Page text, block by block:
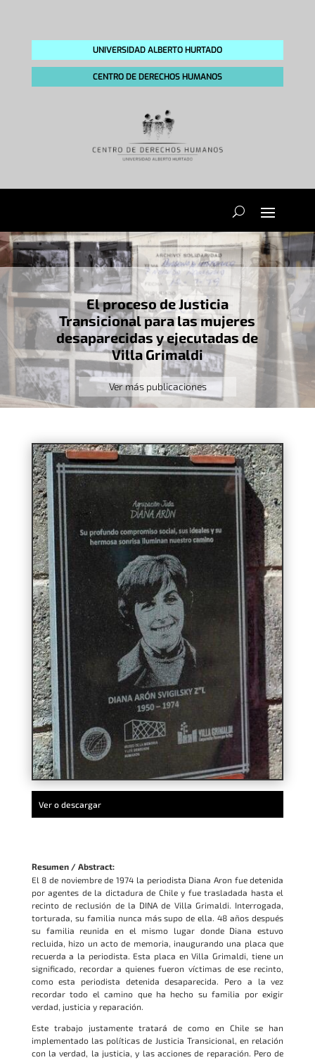
UNIVERSIDAD ALBERTO HURTADO
CENTRO DE DERECHOS HUMANOS
El proceso de Justicia
Transicional para las mujeres
desaparecidas y ejecutadas de
Villa Grimaldi
Ver más publicaciones
Ver o descargar
Resumen / Abstract:
El 8 de noviembre de 1974 la periodista Diana Aron fue detenida
por agentes de la dictadura de Chile y fue trasladada hasta el
recinto de reclusión de la DINA de Villa Grimaldi. Interrogada,
torturada, su familia nunca más supo de ella. 48 años después
su familia reunida en el mismo lugar donde Diana estuvo
recluida, hizo un acto de memoria, inaugurando una placa que
recuerda a la periodista. Esta placa en Villa Grimaldi, tiene un
significado, recordar a quienes fueron víctimas de ese recinto,
como esta periodista detenida desaparecida. Pero a la vez
recordar todo el camino que ha hecho su familia por exigir
verdad, justicia y reparación.
Este trabajo justamente tratará de como en Chile se han
implementado las políticas de Justicia Transicional, en relación
con la verdad, la justicia, y las acciones de reparación. Pero de